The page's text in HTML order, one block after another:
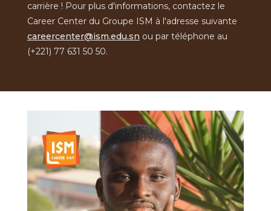
carrière ! Pour plus d'informations, contactez le
Career Center du Groupe ISM à l'adresse suivante
careercenter@ism.edu.sn ou par téléphone au
(+221) 77 631 50 50.